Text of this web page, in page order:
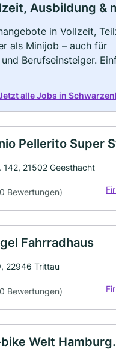
Ausbildung &
in Vollzeit,
als Minijob – auch für
Berufseinsteiger.
alle Jobs in
Pellerito Super
142, 21502 Geesthacht
Bewertungen)
Fahrradhaus
22946 Trittau
Bewertungen)
Welt Hamburg.